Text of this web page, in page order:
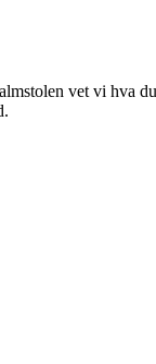
vet vi hva